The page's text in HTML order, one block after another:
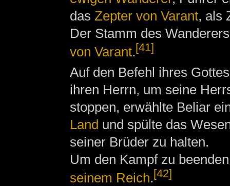
das Zepter von Varant, als
Der Stamm des
von Varant.[41]
Auf den Befehl ihres
ihren Herrn, um seine
stoppen, erwählte Beliar
Land und spülte das
seiner Brüder zu halten.
Um den Kampf zu
seinem Reich.[42]